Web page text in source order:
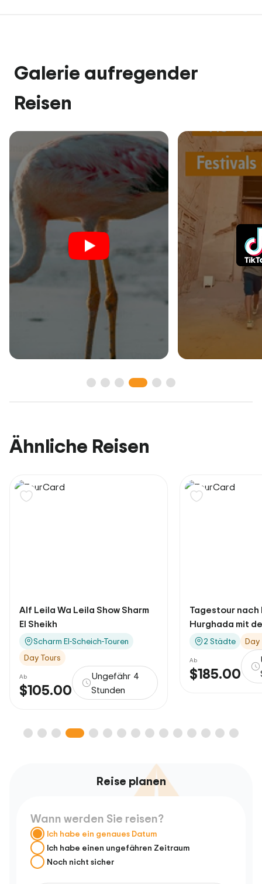
Galerie aufregender
Reisen
Ähnliche Reisen
Tagestour nach Kairo von
Hurghada mit de...
2 Städte Day Tours
Ab
$185.00
Stunden
Schnorchel-
Marsa Alam
$60.00
Reise planen
Wann werden Sie reisen?
Ich habe ein genaues Datum
Ich habe einen ungefähren Zeitraum
Noch nicht sicher